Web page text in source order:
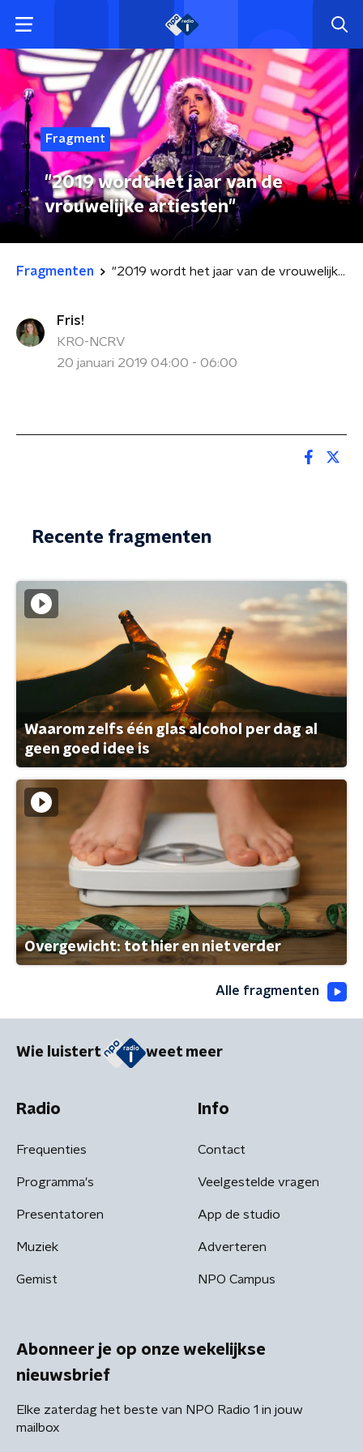
Fragment
"2019 wordt het jaar van de
vrouwelijke artiesten"
Fragmenten "2019 wordt het jaar van de vrouwelijke artiesten"
Fris!
KRO-NCRV
20 januari 2019 04:00 - 06:00
Recente fragmenten
Waarom zelfs één glas alcohol per dag al
geen goed idee is
Overgewicht: tot hier en niet verder
Alle fragmenten
Wie luistert weet meer
Radio
Frequenties
Programma's
Presentatoren
Muziek
Gemist
Info
Contact
Veelgestelde vragen
App de studio
Adverteren
NPO Campus
Abonneer je op onze wekelijkse
nieuwsbrief
Elke zaterdag het beste van NPO Radio 1 in jouw
mailbox